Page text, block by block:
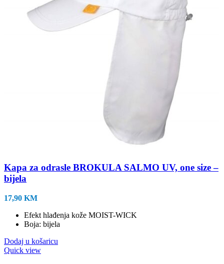
Kapa za odrasle BROKULA SALMO UV, one size –
bijela
17,90 KM
Efekt hlađenja kože MOIST-WICK
Boja: bijela
Dodaj u košaricu
Quick view